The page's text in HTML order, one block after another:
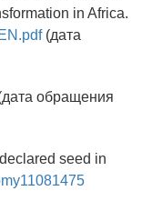
in Africa.
(дата
обращения
seed in